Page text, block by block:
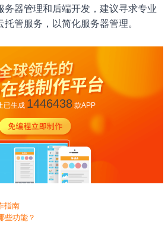
务器管理和后端开发，建议寻求专业
管服务，以简化服务器管理。
已生成 1446438款APP
指南
些功能？